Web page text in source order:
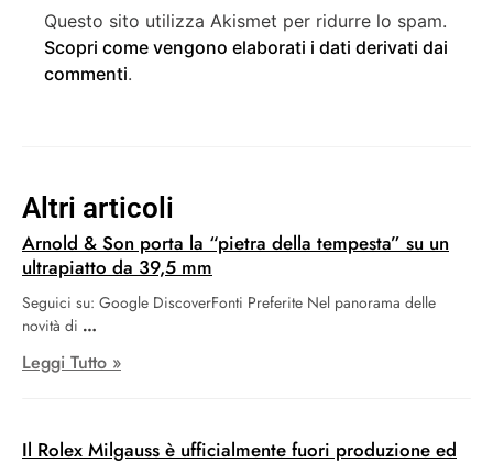
Altri articoli
Arnold & Son porta la “pietra della tempesta” su un
ultrapiatto da 39,5 mm
Seguici su: Google DiscoverFonti Preferite Nel panorama delle
novità di
Leggi Tutto »
Il Rolex Milgauss è ufficialmente fuori produzione ed
Questo sito utilizza Akismet per ridurre lo spam.
Scopri come vengono elaborati i dati derivati dai
commenti.